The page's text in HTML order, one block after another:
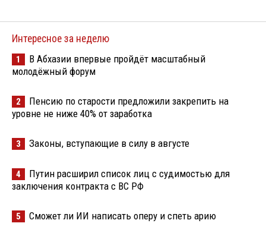
Интересное за неделю
1
В Абхазии впервые пройдёт масштабный
молодёжный форум
2
Пенсию по старости предложили закрепить на
уровне не ниже 40% от заработка
3 Законы, вступающие в силу в августе
4
Путин расширил список лиц с судимостью для
заключения контракта с ВС РФ
5 Сможет ли ИИ написать оперу и спеть арию